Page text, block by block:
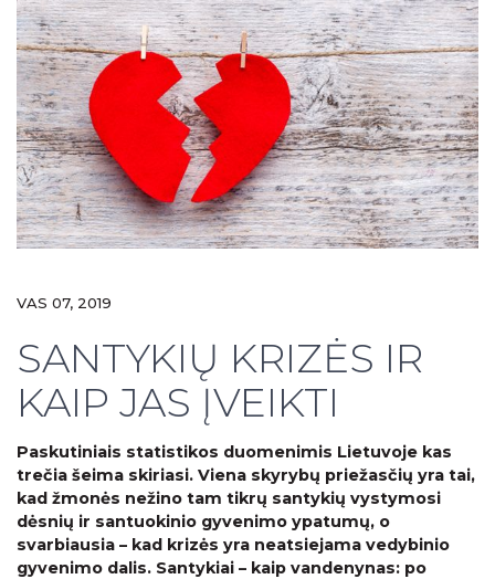
VAS 07, 2019
SANTYKIŲ KRIZĖS IR
KAIP JAS ĮVEIKTI
Paskutiniais statistikos duomenimis Lietuvoje kas
trečia šeima skiriasi. Viena skyrybų priežasčių yra tai,
kad žmonės nežino tam tikrų santykių vystymosi
dėsnių ir santuokinio gyvenimo ypatumų, o
svarbiausia – kad krizės yra neatsiejama vedybinio
gyvenimo dalis. Santykiai – kaip vandenynas: po